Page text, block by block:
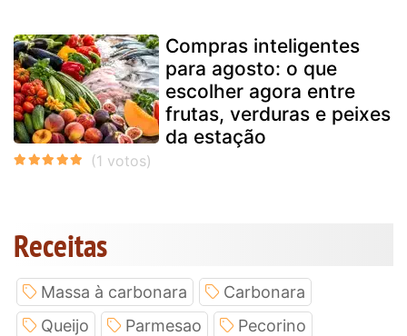
Compras inteligentes
para agosto: o que
escolher agora entre
frutas, verduras e peixes
da estação
Receitas
Massa à carbonara
Carbonara
Queijo
Parmesao
Pecorino